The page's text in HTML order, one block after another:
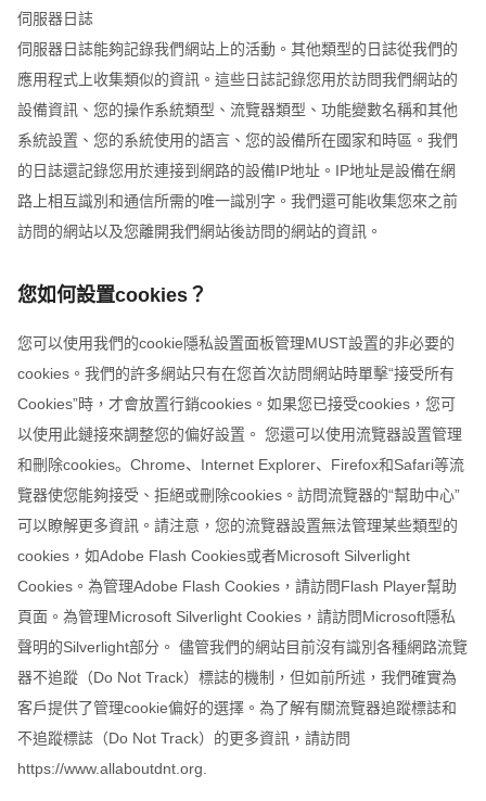
伺服器日誌
伺服器日誌能夠記錄我們網站上的活動。其他類型的日誌從我們的
應用程式上收集類似的資訊。這些日誌記錄您用於訪問我們網站的
設備資訊、您的操作系統類型、流覽器類型、功能變數名稱和其他
系統設置、您的系統使用的語言、您的設備所在國家和時區。我們
的日誌還記錄您用於連接到網路的設備IP地址。IP地址是設備在網
路上相互識別和通信所需的唯一識別字。我們還可能收集您來之前
訪問的網站以及您離開我們網站後訪問的網站的資訊。
您如何設置cookies？
您可以使用我們的cookie隱私設置面板管理MUST設置的非必要的
cookies。我們的許多網站只有在您首次訪問網站時單擊“接受所有
Cookies”時，才會放置行銷cookies。如果您已接受cookies，您可
以使用此鏈接來調整您的偏好設置。 您還可以使用流覽器設置管理
和刪除cookies。Chrome、Internet Explorer、Firefox和Safari等流
覽器使您能夠接受、拒絕或刪除cookies。訪問流覽器的“幫助中心”
可以瞭解更多資訊。請注意，您的流覽器設置無法管理某些類型的
cookies，如Adobe Flash Cookies或者Microsoft Silverlight
Cookies。為管理Adobe Flash Cookies，請訪問Flash Player幫助
頁面。為管理Microsoft Silverlight Cookies，請訪問Microsoft隱私
聲明的Silverlight部分。 儘管我們的網站目前沒有識別各種網路流覽
器不追蹤（Do Not Track）標誌的機制，但如前所述，我們確實為
客戶提供了管理cookie偏好的選擇。為了解有關流覽器追蹤標誌和
不追蹤標誌（Do Not Track）的更多資訊，請訪問
https://www.allaboutdnt.org.